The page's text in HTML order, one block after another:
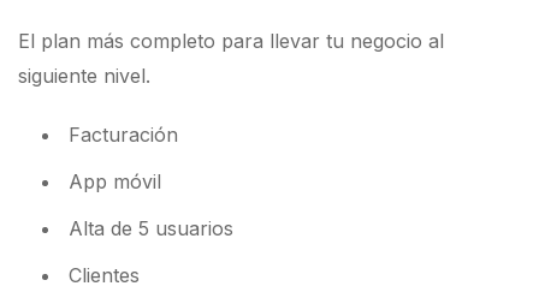
El plan más completo para llevar tu negocio al
siguiente nivel.
Facturación
App móvil
Alta de 5 usuarios
Clientes